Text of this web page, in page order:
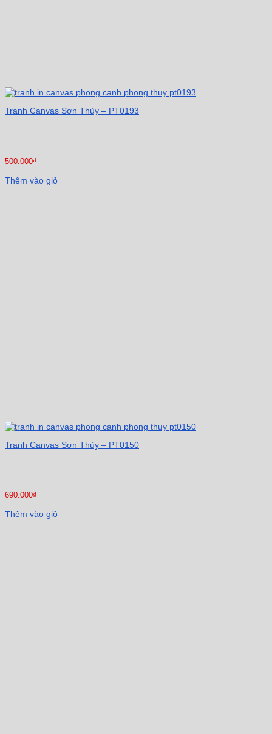
Tranh Canvas Sơn Thủy – PT0193
500.000₫
Thêm vào giỏ
Tranh Canvas Sơn Thủy – PT0150
690.000₫
Thêm vào giỏ